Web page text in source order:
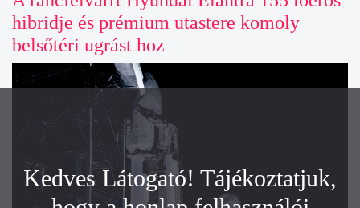
hibridje és prémium utastere komoly
belsőtéri ugrást hoz
Kedves Látogató! Tájékoztatjuk,